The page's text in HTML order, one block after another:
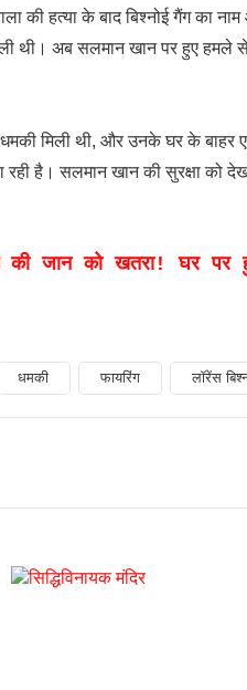
की हत्या के बाद बिश्नोई गैंग का
थी। अब सलमान खान पर हुए हमले
मिली थी, और उनके घर के बाहर
है। सलमान खान की सुरक्षा को
की जान को खतरा! घर पर
धमकी फायरिंग लॉरेंस